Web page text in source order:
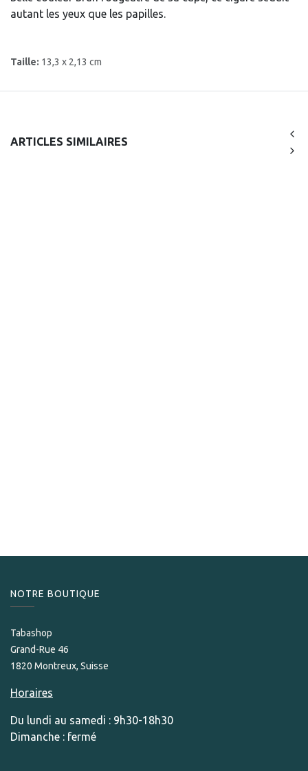
autant les yeux que les papilles.
Taille: 13,3 x 2,13 cm
ARTICLES SIMILAIRES
NOTRE BOUTIQUE
Tabashop
Grand-Rue 46
1820 Montreux, Suisse
Horaires
Du lundi au samedi : 9h30-18h30
Dimanche : fermé